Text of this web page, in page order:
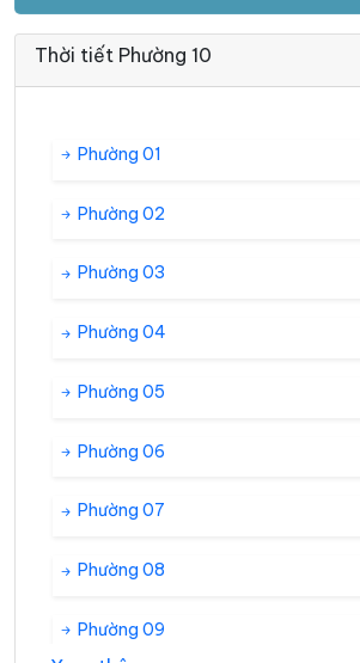
Thời tiết Phường 10
Phường 01
Phường 02
Phường 03
Phường 04
Phường 05
Phường 06
Phường 07
Phường 08
Phường 09